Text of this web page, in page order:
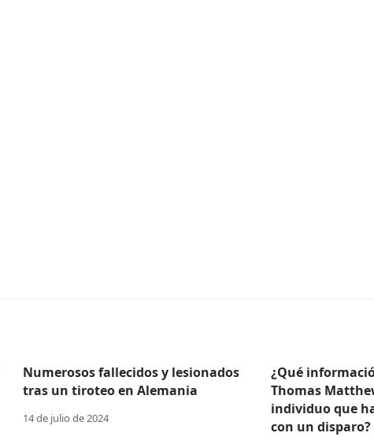
Numerosos fallecidos y lesionados
tras un tiroteo en Alemania
14 de julio de 2024
¿Qué
Thomas
individuo que
con un disparo?